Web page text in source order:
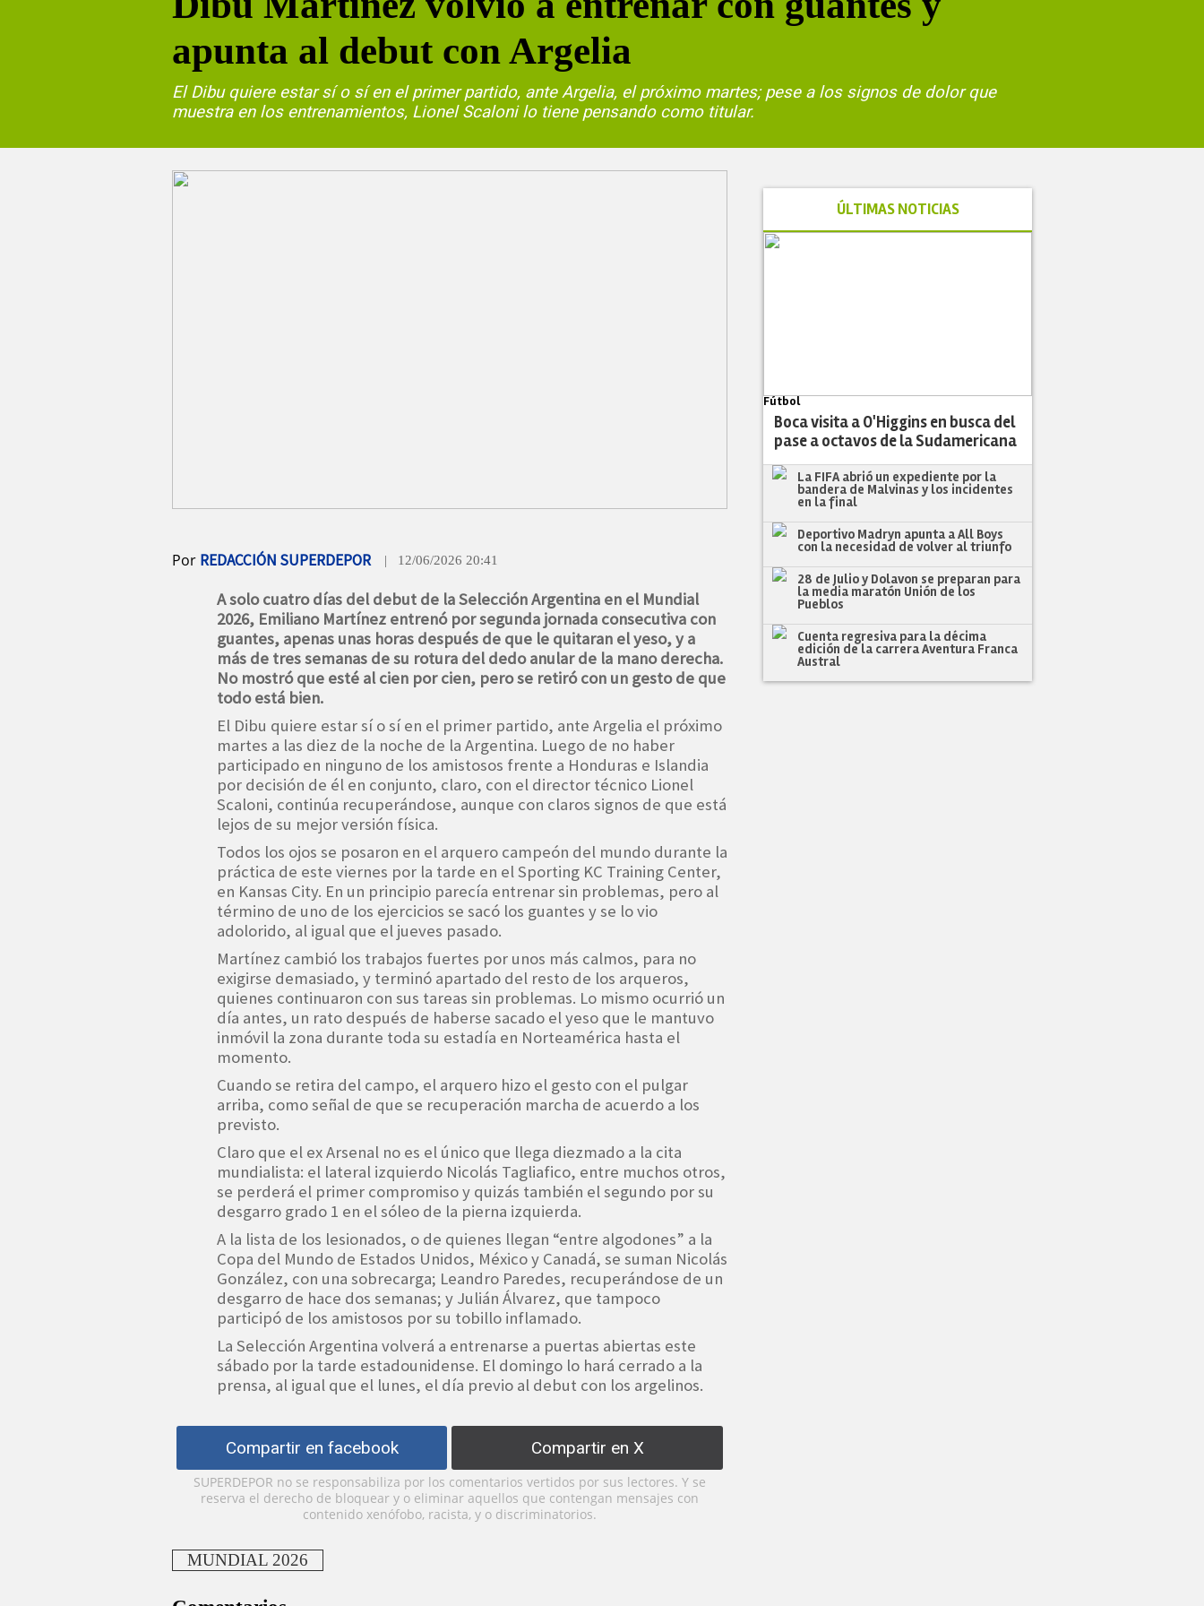
apunta al debut con Argelia
El Dibu quiere estar sí o sí en el primer partido, ante Argelia, el próximo martes; pese a los signos de dolor que
muestra en los entrenamientos, Lionel Scaloni lo tiene pensando como titular.
Por REDACCIÓN SUPERDEPOR | 12/06/2026 20:41
A solo cuatro días del debut de la Selección Argentina en el Mundial
2026, Emiliano Martínez entrenó por segunda jornada consecutiva con
guantes, apenas unas horas después de que le quitaran el yeso, y a
más de tres semanas de su rotura del dedo anular de la mano derecha.
No mostró que esté al cien por cien, pero se retiró con un gesto de que
todo está bien.
El Dibu quiere estar sí o sí en el primer partido, ante Argelia el próximo
martes a las diez de la noche de la Argentina. Luego de no haber
participado en ninguno de los amistosos frente a Honduras e Islandia
por decisión de él en conjunto, claro, con el director técnico Lionel
Scaloni, continúa recuperándose, aunque con claros signos de que está
lejos de su mejor versión física.
Todos los ojos se posaron en el arquero campeón del mundo durante la
práctica de este viernes por la tarde en el Sporting KC Training Center,
en Kansas City. En un principio parecía entrenar sin problemas, pero al
término de uno de los ejercicios se sacó los guantes y se lo vio
adolorido, al igual que el jueves pasado.
Martínez cambió los trabajos fuertes por unos más calmos, para no
exigirse demasiado, y terminó apartado del resto de los arqueros,
quienes continuaron con sus tareas sin problemas. Lo mismo ocurrió un
día antes, un rato después de haberse sacado el yeso que le mantuvo
inmóvil la zona durante toda su estadía en Norteamérica hasta el
momento.
Cuando se retira del campo, el arquero hizo el gesto con el pulgar
arriba, como señal de que se recuperación marcha de acuerdo a los
previsto.
Claro que el ex Arsenal no es el único que llega diezmado a la cita
mundialista: el lateral izquierdo Nicolás Tagliafico, entre muchos otros,
se perderá el primer compromiso y quizás también el segundo por su
desgarro grado 1 en el sóleo de la pierna izquierda.
A la lista de los lesionados, o de quienes llegan “entre algodones” a la
Copa del Mundo de Estados Unidos, México y Canadá, se suman Nicolás
González, con una sobrecarga; Leandro Paredes, recuperándose de un
desgarro de hace dos semanas; y Julián Álvarez, que tampoco
participó de los amistosos por su tobillo inflamado.
La Selección Argentina volverá a entrenarse a puertas abiertas este
sábado por la tarde estadounidense. El domingo lo hará cerrado a la
prensa, al igual que el lunes, el día previo al debut con los argelinos.
Compartir en facebook Compartir en X
SUPERDEPOR no se responsabiliza por los comentarios vertidos por sus lectores. Y se
reserva el derecho de bloquear y o eliminar aquellos que contengan mensajes con
contenido xenófobo, racista, y o discriminatorios.
MUNDIAL 2026
ÚLTIMAS NOTICIAS
Fútbol
Boca visita a O'Higgins en busca del
pase a octavos de la Sudamericana
La FIFA abrió un expediente por la
bandera de Malvinas y los incidentes
en la final
Deportivo Madryn apunta a All Boys
con la necesidad de volver al triunfo
28 de Julio y Dolavon se preparan para
la media maratón Unión de los
Pueblos
Cuenta regresiva para la décima
edición de la carrera Aventura Franca
Austral